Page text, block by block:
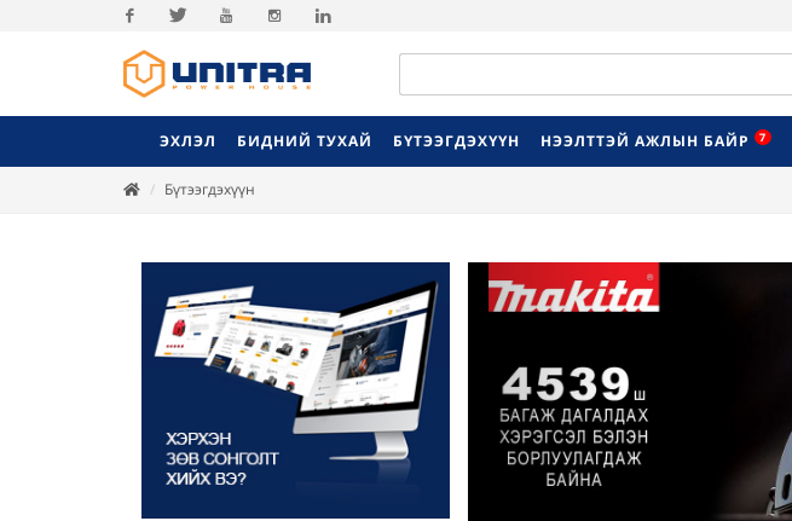
Facebook
ЭХЛЭЛ БИДНИЙ ТУХАЙ БҮТЭЭГДЭХҮҮН НЭЭЛТТЭЙ АЖЛЫН БАЙР 7
Бүтээгдэхүүн
Previous